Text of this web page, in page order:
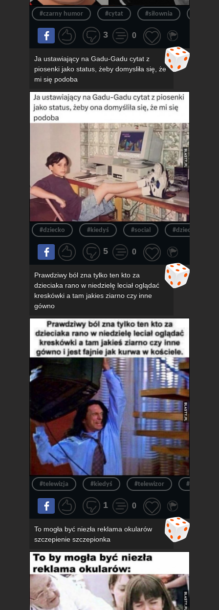
#czarny humor #cytat #siłownia
3 0
Ja ustawiający na Gadu-Gadu cytat z
piosenki jako status, żeby domysliła się, że
mi się podoba
#dziecko #kiedyś #social #dzieciak
5 0
Prawdziwy ból zna tylko ten kto za
dzieciaka rano w niedzielę leciał oglądać
kreskówki a tam jakies ziarno czy inne
gówno
#telewizja #kiedyś #telewizor #ból
1 0
To mogła być niezła reklama okularów
szczepienie szczepionka